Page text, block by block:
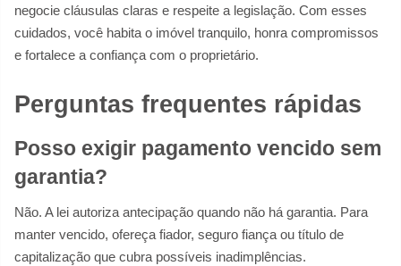
negocie cláusulas claras e respeite a legislação. Com esses
cuidados, você habita o imóvel tranquilo, honra compromissos
e fortalece a confiança com o proprietário.
Perguntas frequentes rápidas
Posso exigir pagamento vencido sem
garantia?
Não. A lei autoriza antecipação quando não há garantia. Para
manter vencido, ofereça fiador, seguro fiança ou título de
capitalização que cubra possíveis inadimplências.